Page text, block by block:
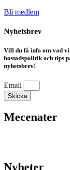
Bli medlem
Nyhetsbrev
Vill du få info om vad
bostadspolitik och tips
nyhetsbrev!
Email
Skicka
Mecenater
Nyheter